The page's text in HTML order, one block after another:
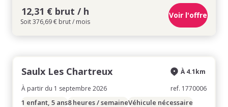
12,31 € brut / h
Soit 376,69 € brut / mois
Voir l'offre
Saulx Les Chartreux
À partir du 1 septembre 2026
À 4.1km
ref. 1770006
1 enfant, 5 ans8 heures / semaineVéhicule nécessaire